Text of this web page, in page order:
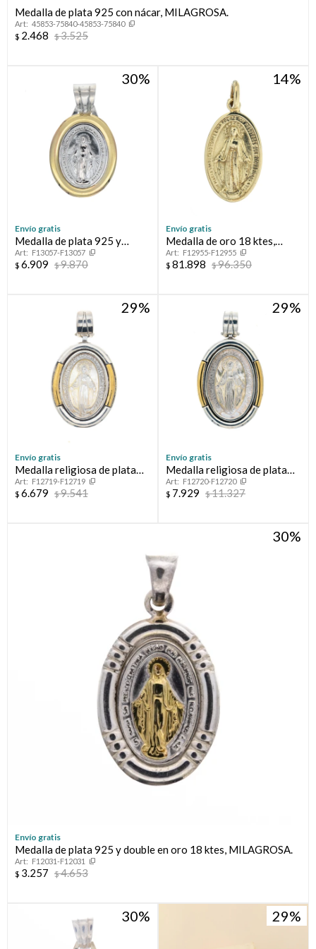
Medalla de plata 925 con nácar, MILAGROSA.
45853-75840-45853-75840
$ 2.468 $3.525
30
Envío gratis
Medalla de plata 925 y
double en oro 18 ktes.
F13057-F13057
$ 6.909 $9.870
14
Envío gratis
Medalla de oro 18 ktes,
MILAGROSA
F12955-F12955
$ 81.898 $96.350
29
Envío gratis
Medalla religiosa de plata
925, double en oro 18 ktes y
nácar, MILAGROSA.
F12719-F12719
$ 6.679 $9.541
29
Envío gratis
Medalla religiosa de plata
925, double en oro 18 ktes y
nácar, MILAGROSA
F12720-F12720
$ 7.929 $11.327
30
Envío gratis
Medalla de plata 925 y double en oro 18 ktes, MILAGROSA.
F12031-F12031
$ 3.257 $4.653
30 29
Compromiso